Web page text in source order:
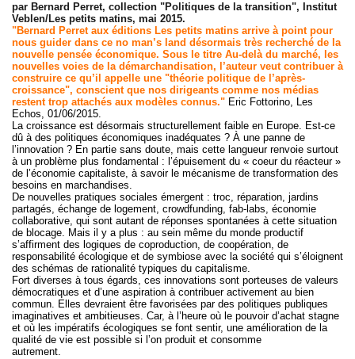
par Bernard Perret, collection "Politiques de la transition", Institut
Veblen/Les petits matins, mai 2015.
"Bernard Perret aux éditions Les petits matins arrive à point pour
nous guider dans ce no man’s land désormais très recherché de la
nouvelle pensée économique. Sous le titre Au-delà du marché, les
nouvelles voies de la démarchandisation, l’auteur veut contribuer à
construire ce qu’il appelle une "théorie politique de l’après-
croissance", conscient que nos dirigeants comme nos médias
restent trop attachés aux modèles connus." Eric Fottorino, Les
Echos, 01/06/2015.
La croissance est désormais structurellement faible en Europe. Est-ce
dû à des politiques économiques inadéquates ? À une panne de
l’innovation ? En partie sans doute, mais cette langueur renvoie surtout
à un problème plus fondamental : l’épuisement du « coeur du réacteur »
de l’économie capitaliste, à savoir le mécanisme de transformation des
besoins en marchandises.
De nouvelles pratiques sociales émergent : troc, réparation, jardins
partagés, échange de logement, crowdfunding, fab-labs, économie
collaborative, qui sont autant de réponses spontanées à cette situation
de blocage. Mais il y a plus : au sein même du monde productif
s’affirment des logiques de coproduction, de coopération, de
responsabilité écologique et de symbiose avec la société qui s’éloignent
des schémas de rationalité typiques du capitalisme.
Fort diverses à tous égards, ces innovations sont porteuses de valeurs
démocratiques et d’une aspiration à contribuer activement au bien
commun. Elles devraient être favorisées par des politiques publiques
imaginatives et ambitieuses. Car, à l’heure où le pouvoir d’achat stagne
et où les impératifs écologiques se font sentir, une amélioration de la
qualité de vie est possible si l’on produit et consomme
autrement.